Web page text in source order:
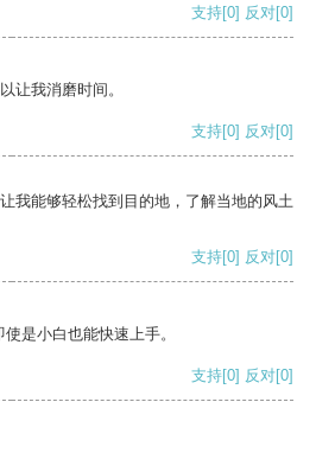
支持[0] 反对[0]
让我消磨时间。
支持[0] 反对[0]
我能够轻松找到目的地，了解当地的风土
支持[0] 反对[0]
是小白也能快速上手。
支持[0] 反对[0]